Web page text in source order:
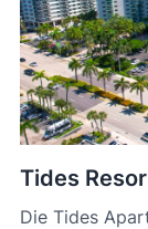
Tides
Die Tides